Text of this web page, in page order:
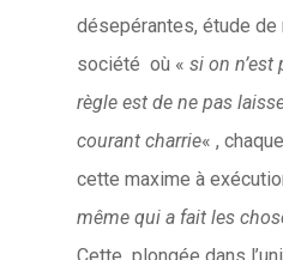
désepérantes, étude de
société où «si on n’est
règle est de ne pas
courant charrie« ,
cette maxime à
même qui a fait les